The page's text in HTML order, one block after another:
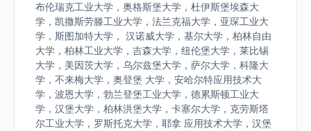
布伦瑞克工业大学，奥格斯堡大学，杜伊斯堡埃森大
学，凯撒斯劳滕工业大学，法兰克福大学，亚琛工业大
学，斯图加特大学， 汉诺威大学，基尔大学，柏林自由
大学，柏林工业大学，吉森大学，纽伦堡大学，莱比锡
大学，美因茨大学，乌尔兹堡大学，萨尔大学，科隆大
学，不来梅大学，奥登堡 大学，安哈尔特应用技术大
学，波恩大学，勃兰登堡工业大学，德累斯顿工业大
学，汉堡大学，柏林洪堡大学，卡塞尔大学，克劳斯塔
尔工业大学，罗斯托克大学，耶拿 应用技术大学，汉堡